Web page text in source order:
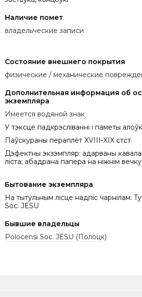
Наличие помет
владельческие записи
Состояние внешнего покрытия
физические / механические
Дополнительная информация об
экземпляра
Имеется водяной знак
У тэксце падкрэсліванні і паметы
Паўскураны пераплёт XVIII-XIX стст
Дэфектны экзэмпляр: адарваны
ліста; абадрана папера на ніжнім вечку
Бытование экземпляра
На тытульным лісце надпіс чарнілам:
Soc. JESU
Бывшие владельцы
Polocensi Soc. JESU (Полоцк)